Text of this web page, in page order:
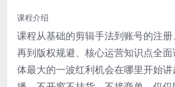
课程介绍
课程从基础的剪辑手法到账号的注册
再到版权规避、核心运营知识点全
体最大的一波红利机会在哪里开始